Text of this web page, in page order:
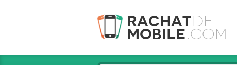
Rachatde
Mobile .com